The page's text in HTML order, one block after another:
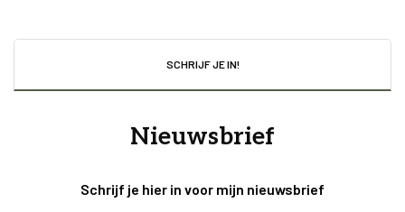
SCHRIJF JE IN!
Nieuwsbrief
Schrijf je hier in voor mijn nieuwsbrief